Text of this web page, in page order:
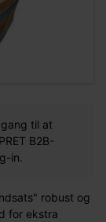
til at
B2B-
in.
robust og
for ekstra